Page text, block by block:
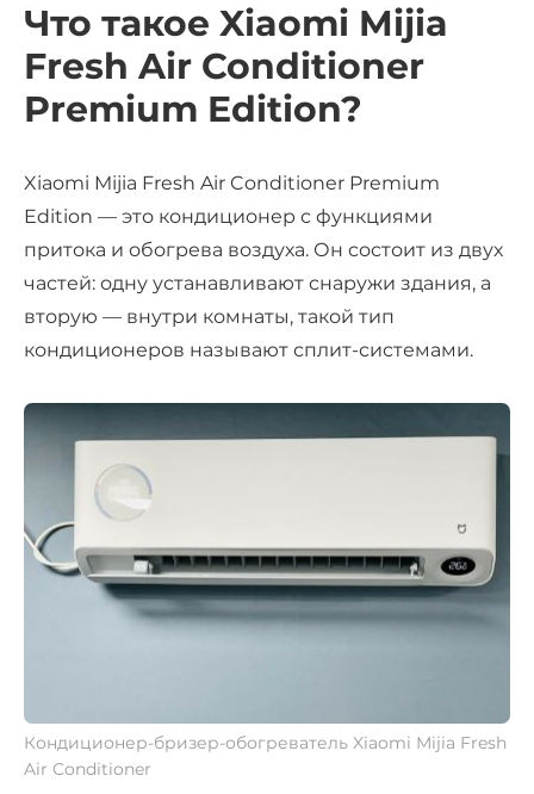
Что такое Xiaomi Mijia
Fresh Air Conditioner
Premium Edition?
Xiaomi Mijia Fresh Air Conditioner Premium
Edition — это кондиционер с функциями
притока и обогрева воздуха. Он состоит из двух
частей: одну устанавливают снаружи здания, а
вторую — внутри комнаты, такой тип
кондиционеров называют сплит-системами.
Кондиционер-бризер-обогреватель Xiaomi Mijia Fresh
Air Conditioner